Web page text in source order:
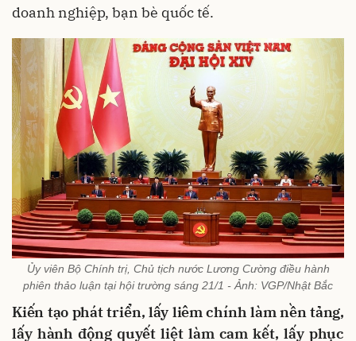
doanh nghiệp, bạn bè quốc tế.
Ủy viên Bộ Chính trị, Chủ tịch nước Lương Cường điều hành
phiên thảo luận tại hội trường sáng 21/1 - Ảnh: VGP/Nhật Bắc
Kiến tạo phát triển, lấy liêm chính làm nền tảng,
lấy hành động quyết liệt làm cam kết, lấy phục